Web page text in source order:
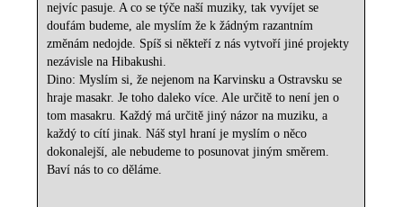
nejvíc pasuje. A co se týče naší muziky, tak vyvíjet se
doufám budeme, ale myslím že k žádným razantním
změnám nedojde. Spíš si někteří z nás vytvoří jiné projekty
nezávisle na Hibakushi.
Dino: Myslím si, že nejenom na Karvinsku a Ostravsku se
hraje masakr. Je toho daleko více. Ale určitě to není jen o
tom masakru. Každý má určitě jiný názor na muziku, a
každý to cítí jinak. Náš styl hraní je myslím o něco
dokonalejší, ale nebudeme to posunovat jiným směrem.
Baví nás to co děláme.